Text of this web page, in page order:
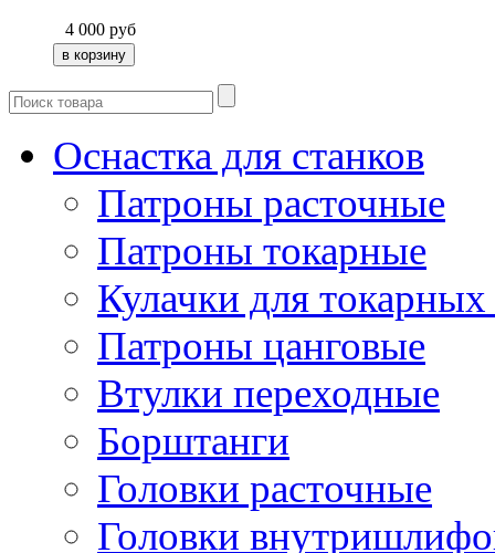
4 000 руб
Оснастка для станков
Патроны расточные
Патроны токарные
Кулачки для
Патроны цанговые
Втулки переходные
Борштанги
Головки расточные
Головки